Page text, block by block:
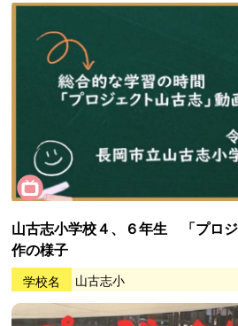
山古志小学校４、６年生 「プロ
作の様子
学校名 山古志小